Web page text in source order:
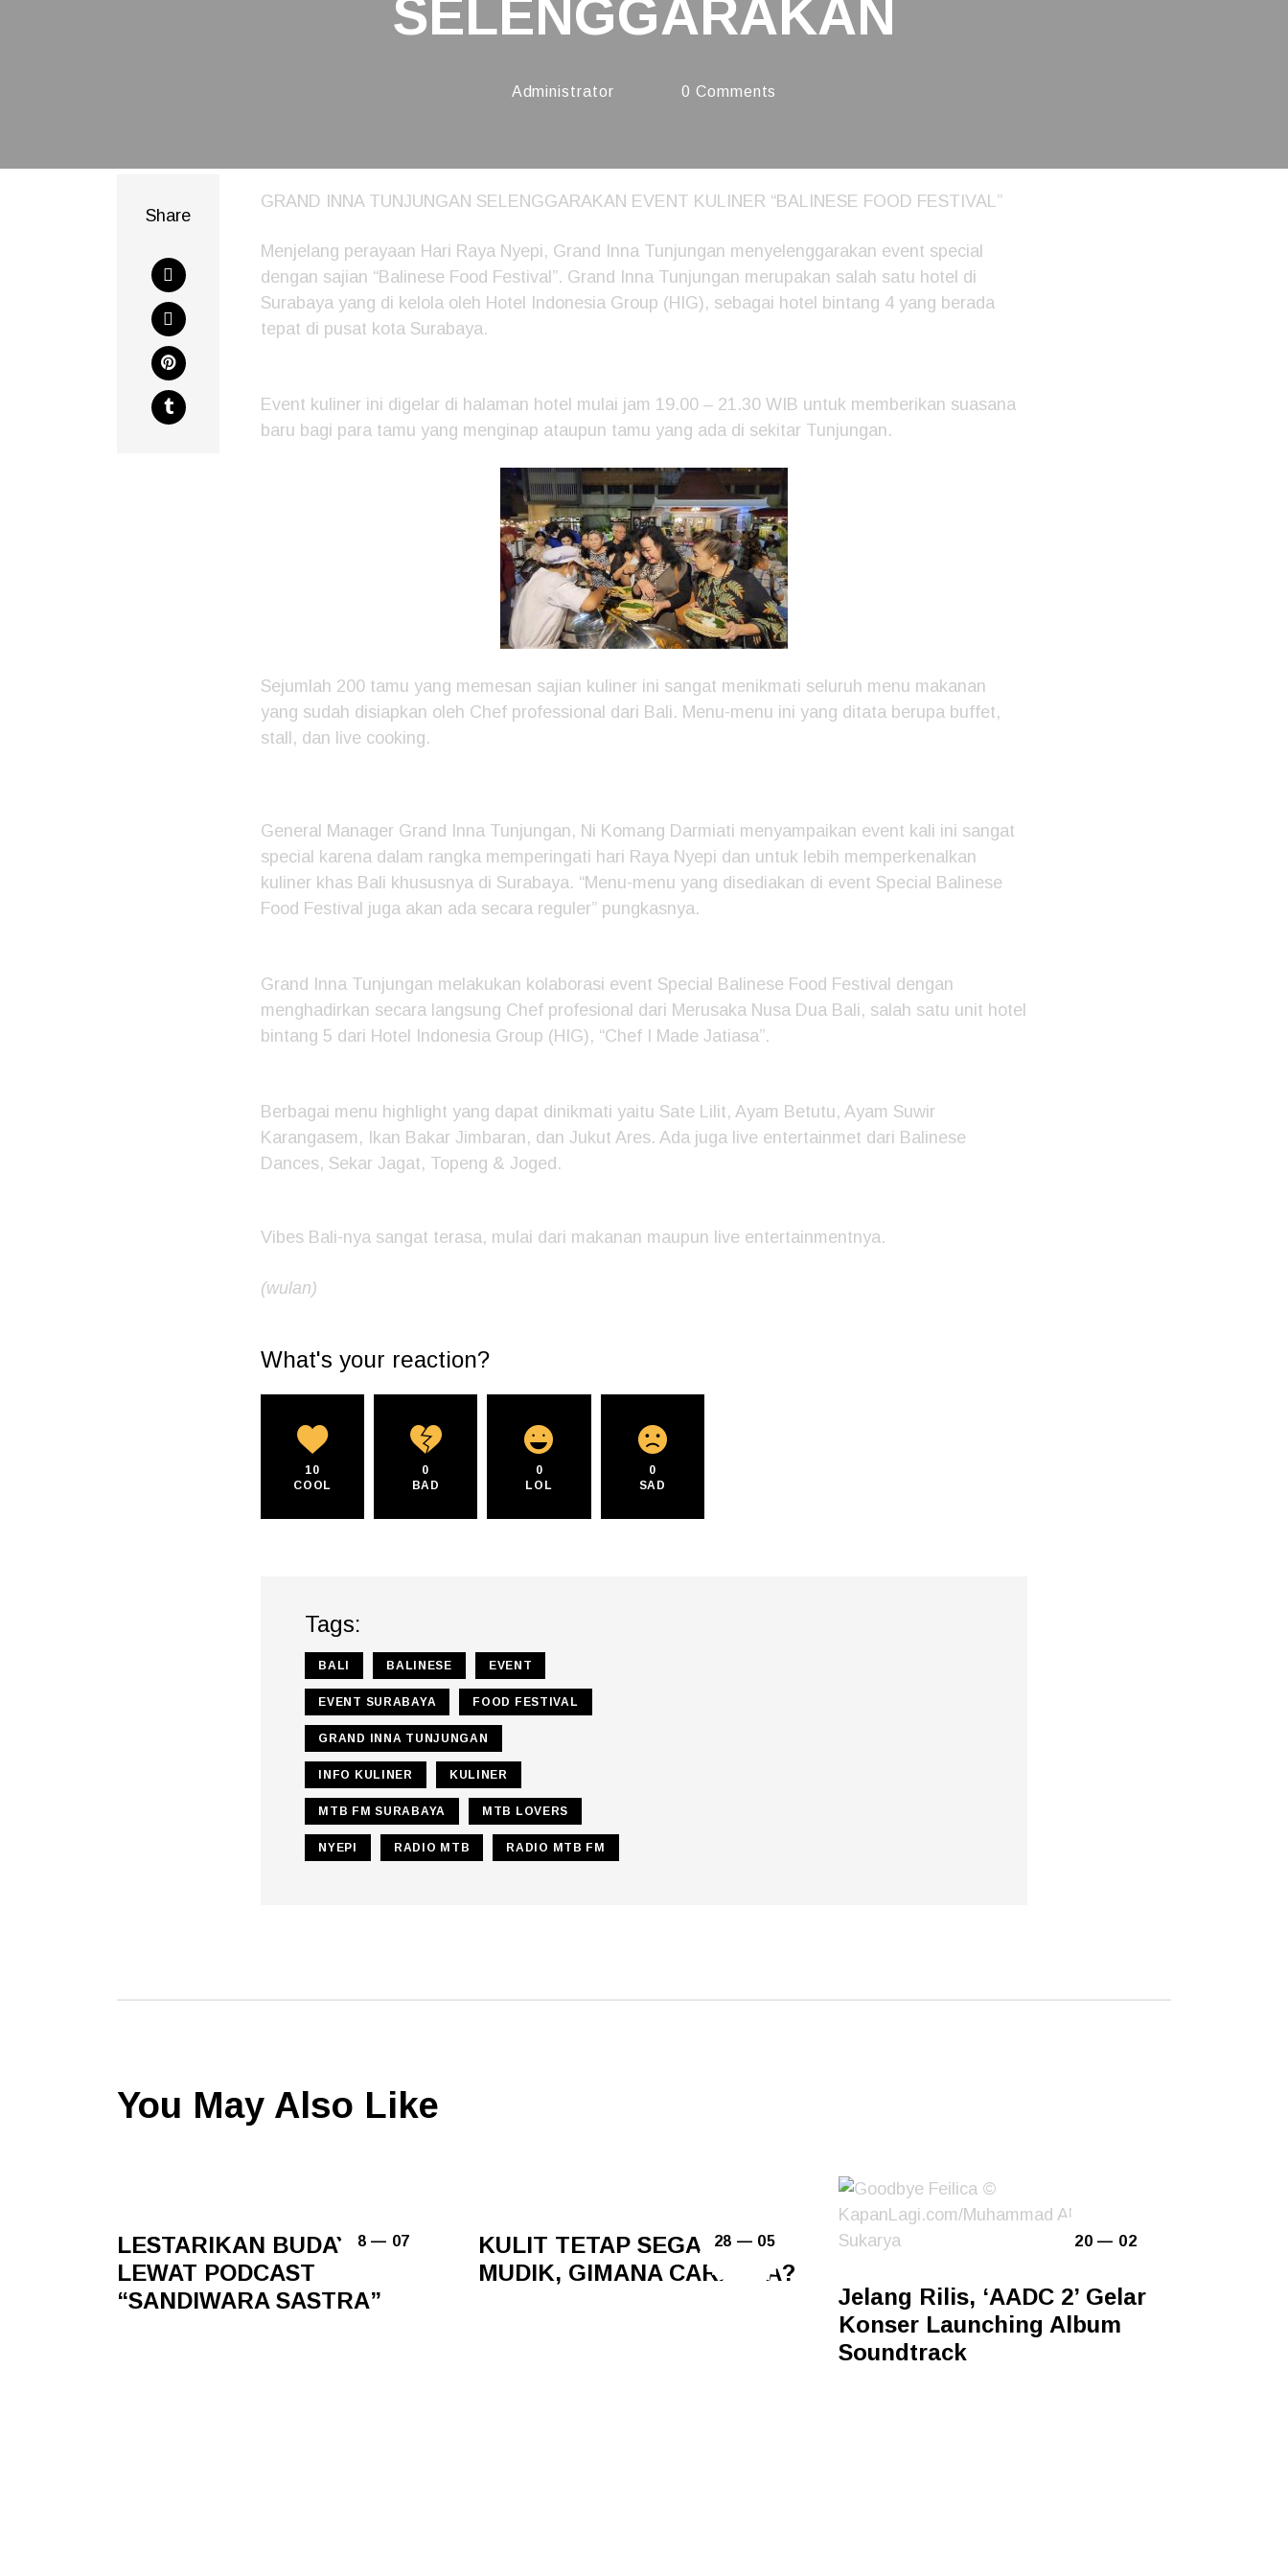
SELENGGARAKAN
EVENT KULINER
FESTIVAL”
Administrator 0 Comments
Share
GRAND INNA TUNJUNGAN SELENGGARAKAN EVENT KULINER “BALINESE FOOD FESTIVAL”
Menjelang perayaan Hari Raya Nyepi, Grand Inna Tunjungan menyelenggarakan event special
dengan sajian “Balinese Food Festival”. Grand Inna Tunjungan merupakan salah satu hotel di
Surabaya yang di kelola oleh Hotel Indonesia Group (HIG), sebagai hotel bintang 4 yang berada
tepat di pusat kota Surabaya.
Event kuliner ini digelar di halaman hotel mulai jam 19.00 – 21.30 WIB untuk memberikan suasana
baru bagi para tamu yang menginap ataupun tamu yang ada di sekitar Tunjungan.
Sejumlah 200 tamu yang memesan sajian kuliner ini sangat menikmati seluruh menu makanan
yang sudah disiapkan oleh Chef professional dari Bali. Menu-menu ini yang ditata berupa buffet,
stall, dan live cooking.
General Manager Grand Inna Tunjungan, Ni Komang Darmiati menyampaikan event kali ini sangat
special karena dalam rangka memperingati hari Raya Nyepi dan untuk lebih memperkenalkan
kuliner khas Bali khususnya di Surabaya. “Menu-menu yang disediakan di event Special Balinese
Food Festival juga akan ada secara reguler” pungkasnya.
Grand Inna Tunjungan melakukan kolaborasi event Special Balinese Food Festival dengan
menghadirkan secara langsung Chef profesional dari Merusaka Nusa Dua Bali, salah satu unit hotel
bintang 5 dari Hotel Indonesia Group (HIG), “Chef I Made Jatiasa”.
Berbagai menu highlight yang dapat dinikmati yaitu Sate Lilit, Ayam Betutu, Ayam Suwir
Karangasem, Ikan Bakar Jimbaran, dan Jukut Ares. Ada juga live entertainmet dari Balinese
Dances, Sekar Jagat, Topeng & Joged.
Vibes Bali-nya sangat terasa, mulai dari makanan maupun live entertainmentnya.
(wulan)
What's your reaction?
10
COOL
0
BAD
0
LOL
0
SAD
Tags:
BALI BALINESE EVENT
EVENT SURABAYA FOOD FESTIVAL
GRAND INNA TUNJUNGAN
INFO KULINER KULINER
MTB FM SURABAYA MTB LOVERS
NYEPI RADIO MTB RADIO MTB FM
You May Also Like
8 — 07
LESTARIKAN BUDAYA
LEWAT PODCAST
“SANDIWARA SASTRA”
28 — 05
KULIT TETAP SEGAR SAAT
MUDIK, GIMANA CARANYA?
20 — 02
Jelang Rilis, ‘AADC 2’ Gelar
Konser Launching Album
Soundtrack